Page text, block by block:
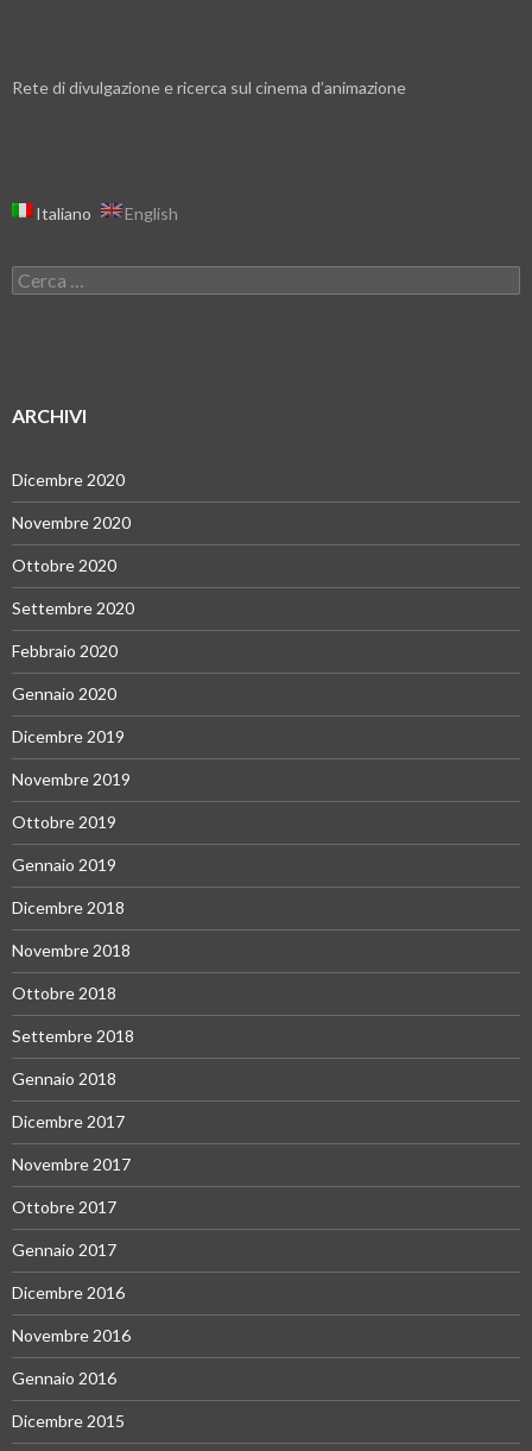
Rete di divulgazione e ricerca sul cinema d’animazione
Italiano English
Ricerca
per:
ARCHIVI
Dicembre 2020
Novembre 2020
Ottobre 2020
Settembre 2020
Febbraio 2020
Gennaio 2020
Dicembre 2019
Novembre 2019
Ottobre 2019
Gennaio 2019
Dicembre 2018
Novembre 2018
Ottobre 2018
Settembre 2018
Gennaio 2018
Dicembre 2017
Novembre 2017
Ottobre 2017
Gennaio 2017
Dicembre 2016
Novembre 2016
Gennaio 2016
Dicembre 2015